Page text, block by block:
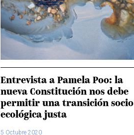
Entrevista a Pamela Poo: la
nueva Constitución nos debe
permitir una transición socio
ecológica justa
5 Octubre 2020